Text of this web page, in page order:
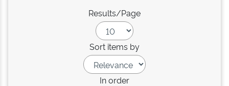
Results/Page
Sort items by
In order